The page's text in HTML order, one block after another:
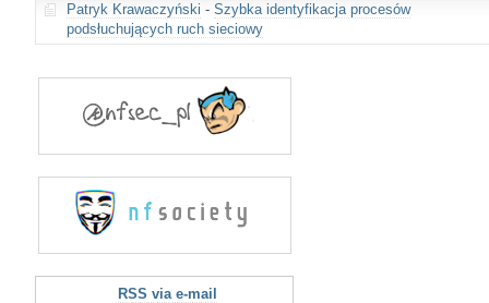
Patryk Krawaczyński - Szybka identyfikacja procesów
podsłuchujących ruch sieciowy
RSS via e-mail